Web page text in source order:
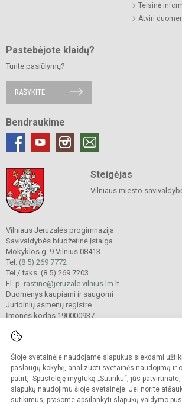
Šioje svetainėje naudojame slapukus siekdami
paslaugų kokybę, analizuoti svetainės naudojimą ir
patirtį. Spustelėję mygtuką „Sutinku“, jūs
slapukų naudojimu šioje svetainėje. Jei norite
sutikimus, prašome apsilankyti slapukų valdymo
Teisinė
Atviri
Pastebėjote klaidų?
Turite pasiūlymų?
RAŠYKITE
Bendraukime
Steigėjas
Vilniaus miesto
Vilniaus Jeruzalės progimnazija
Savivaldybės biudžetinė įstaiga
Mokyklos g. 9 Vilnius 08413
Tel. (8 5) 269 7772
Tel./ faks. (8 5) 269 7203
El. p. rastine@jeruzale.vilnius.lm.lt
Duomenys kaupiami ir saugomi
Juridinių asmenų registre
Įmonės kodas 190000937
© 2024. Vilniaus Jeruzalės progimnazija. Visos
Kopijuoti turinį be raštiško gimnazijos sutikimo
Prieinamumo paraiška Slapukų